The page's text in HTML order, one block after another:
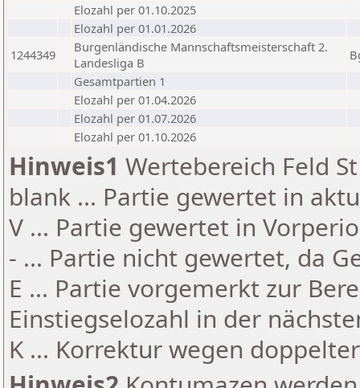
Elozahl per 01.10.2025
Elozahl per 01.01.2026
1244349
Burgenländische Mannschaftsmeisterschaft 2.
Landesliga B
Gesamtpartien 1
Elozahl per 01.04.2026
Elozahl per 01.07.2026
Elozahl per 01.10.2026
Hinweis1 Wertebereich Feld
blank ... Partie gewertet in
V ... Partie gewertet in
- ... Partie nicht gewertet, da
E ... Partie vorgemerkt zur
Einstiegselozahl in der
K ... Korrektur wegen